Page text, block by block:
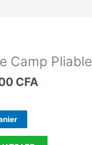
Camp Pliable
CFA.
CFA
prix
actuel